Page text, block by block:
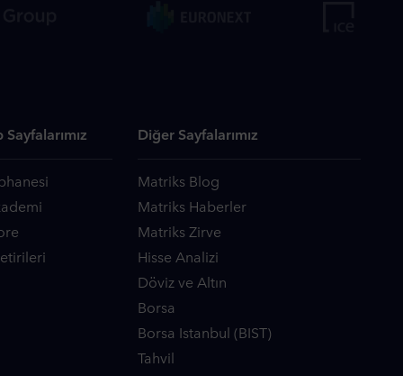
Diğer Sayfalarımız
Matriks Blog
Matriks Haberler
Matriks Zirve
Hisse Analizi
Döviz ve Altın
Borsa
Borsa Istanbul (BIST)
Tahvil